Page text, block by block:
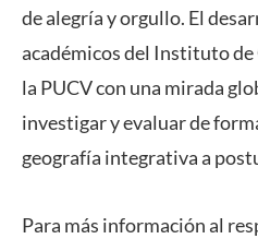
de alegría y orgullo. El
académicos del Instituto de
la PUCV con una mirada
investigar y evaluar de
geografía integrativa a
Para más información al